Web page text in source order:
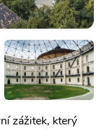
zážitek, který